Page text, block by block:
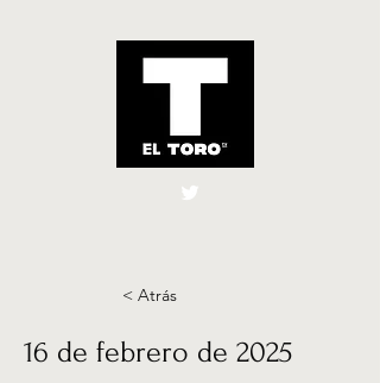
El Toro España
< Atrás
16 de febrero de 2025